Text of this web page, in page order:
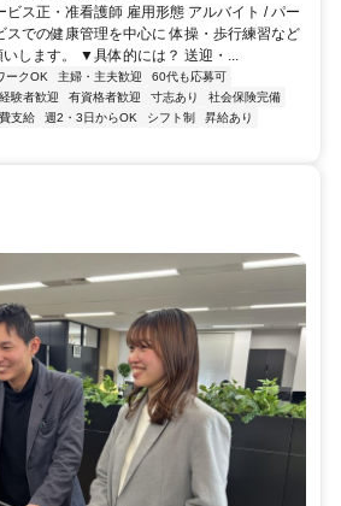
ビス正・准看護師 雇用形態 アルバイト / パー
スでの健康管理を中心に 体操・歩行練習など
いします。 ▼具体的には？ 送迎・...
ークOK 主婦・主夫歓迎
60代も応募可
験者歓迎 有資格者歓迎 寸志あり
社会保険完備
支給 週2・3日からOK シフト制
昇給あり